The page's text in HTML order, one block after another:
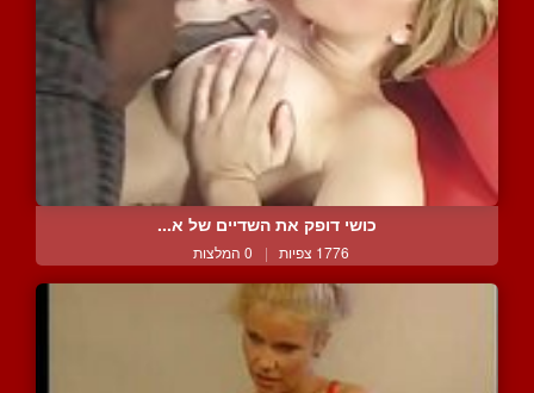
כושי דופק את השדיים של א...
1776 צפיות | 0 המלצות